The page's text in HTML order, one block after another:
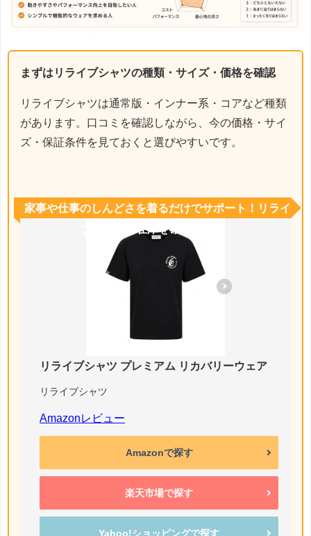
まずはリライブシャツの種類・サイズ・価格を確認
リライブシャツは通常版・インナー系・コアなど種類
があります。口コミを確認しながら、今の価格・サイ
ズ・保証条件を見ておくと選びやすいです。
リライブシャツ プレミアム リカバリーウェア
リライブシャツ
Amazonレビュー
Amazonで探す
楽天市場で探す
Yahoo!ショッピングで探す
家事や仕事のしんどさを着るだけでサポート！リライ
ブシャツの在庫を確認する